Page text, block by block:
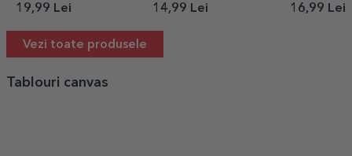
personalizat cu nume -
19,99 Lei
personalizat cu text -
14,99 Lei 16,99 Lei
Vezi toate produsele
Tablouri canvas